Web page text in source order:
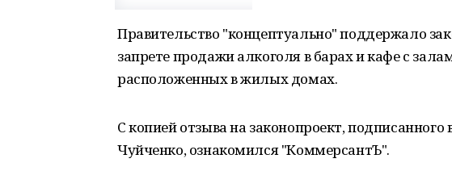
Правительство "концептуально" поддержало
запрете продажи алкоголя в барах и кафе с
расположенных в жилых домах.
С копией отзыва на законопроект,
Чуйченко, ознакомился "КоммерсантЪ".